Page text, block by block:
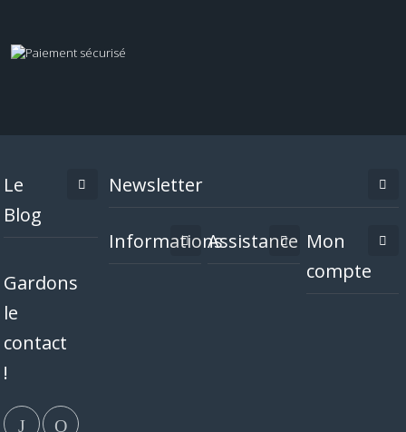
Le
Blog
Gardons
le
contact
!
Newsletter
InformationsAssistance Mon
compte